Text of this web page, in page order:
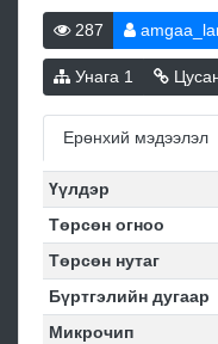
287
Унага 1
Ерөнхий мэдээлэл
Үүлдэр
Төрсөн огноо
Төрсөн нутаг
Бүртгэлийн дугаар
Микрочип